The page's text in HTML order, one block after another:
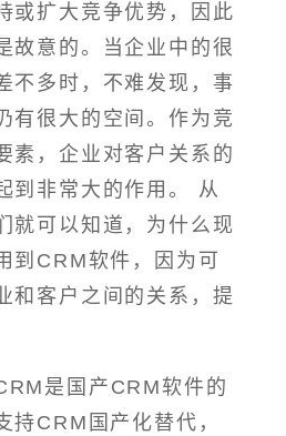
或扩大竞争优势，因此
故意的。当企业中的很
不多时，不难发现，事
有很大的空间。作为竞
素，企业对客户关系的
到非常大的作用。 从
就可以知道，为什么现
到CRM软件，因为可
和客户之间的关系，提
是国产CRM软件的
持CRM国产化替代，